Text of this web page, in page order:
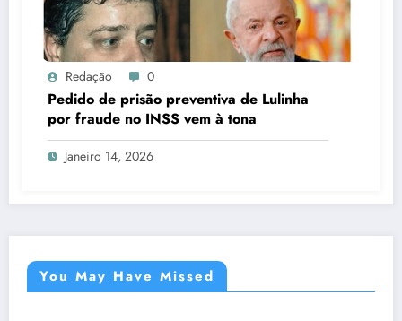
Redação 0
Pedido de prisão preventiva de Lulinha
por fraude no INSS vem à tona
Janeiro 14, 2026
You May Have Missed